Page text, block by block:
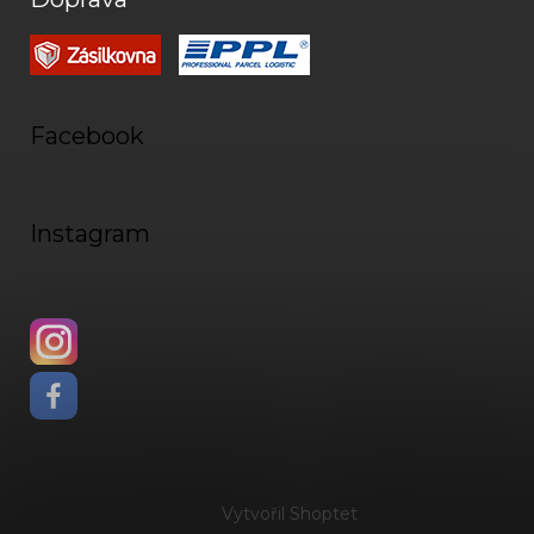
Facebook
Instagram
Vytvořil Shoptet